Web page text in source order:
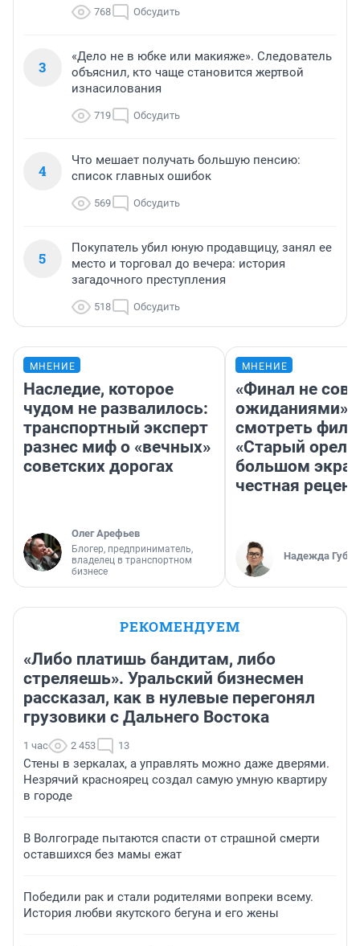
768 Обсудить
3
«Дело не в юбке или макияже». Следователь
объяснил, кто чаще становится жертвой
изнасилования
719 Обсудить
4
Что мешает получать большую пенсию:
список главных ошибок
569 Обсудить
5
Покупатель убил юную продавщицу, занял ее
место и торговал до вечера: история
загадочного преступления
518 Обсудить
МНЕНИЕ
Наследие, которое
чудом не развалилось:
транспортный эксперт
разнес миф о «вечных»
советских дорогах
Олег Арефьев
Блогер, предприниматель,
владелец в транспортном
бизнесе
МНЕНИЕ
«Финал не
ожиданиями»:
смотреть
«Старый орел»
большом
честная
Надежда
РЕКОМЕНДУЕМ
«Либо платишь бандитам, либо
стреляешь». Уральский бизнесмен
рассказал, как в нулевые перегонял
грузовики с Дальнего Востока
1 час 2 453 13
Стены в зеркалах, а управлять можно даже дверями.
Незрячий красноярец создал самую умную квартиру
в городе
В Волгограде пытаются спасти от страшной смерти
оставшихся без мамы ежат
Победили рак и стали родителями вопреки всему.
История любви якутского бегуна и его жены